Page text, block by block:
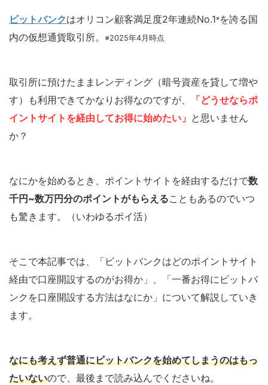
ビットバンクはオリコン顧客満足度2年連続No.1※を誇る国
内の仮想通貨取引所。
※2025年4月時点
取引所に預けたままレンディング（暗号資産を貸して増や
す）も利用できてかなりお得なのですが、
「どうせならポ
イントサイトを経由してお得に始めたい」 と思いません
か？
なにかを始めるとき、ポイントサイトを経由するだけで数
千円~数万円分のポイントがもらえることもあるのでいつ
も驚きます。（いわゆるポイ活）
そこで本記事では、「ビットバンクはどのポイントサイト
経由で口座開設するのがお得か」、「一番お得にビットバ
ンクを口座開設する方法はなにか」について解説していき
ます。
なにも考えず普通にビットバンクを始めてしまうのはもっ
たいないので、最後まで読み込んでくださいね。